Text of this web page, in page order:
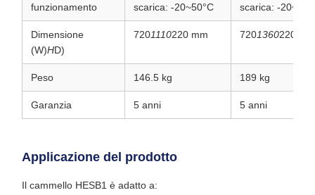
funzionamento
scarica: -20~50°C
scarica: -
Dimensione
(W)HD)
7201110220 mm 7201360220 mm
Peso 146.5 kg 189 kg
Garanzia 5 anni 5 anni
Applicazione del prodotto
Il cammello HESB1 è adatto a: